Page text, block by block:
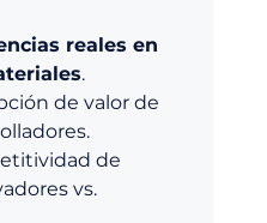
reales en
.
de valor de
de
vs.